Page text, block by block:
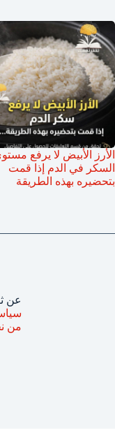
الأرز الأبيض لا يرفع
السكر في الدم إذا قمت
بتحضيره بهذه الطريقة
عن
من